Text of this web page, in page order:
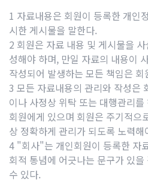
1 자료내용은 회원이 등록한 개인
시한 게시물을 말한다.
2 회원은 자료 내용 및 게시물을
성해야 하며, 만일 자료의 내용이
작성되어 발생하는 모든 책임은
3 모든 자료내용의 관리와 작성은
이나 사정상 위탁 또는 대행관리
회원에게 있으며 회원은 주기적으
상 정확하게 관리가 되도록 노력해
4 "회사"는 개인회원이 등록한 자
회적 통념에 어긋나는 문구가 있
수 있다.